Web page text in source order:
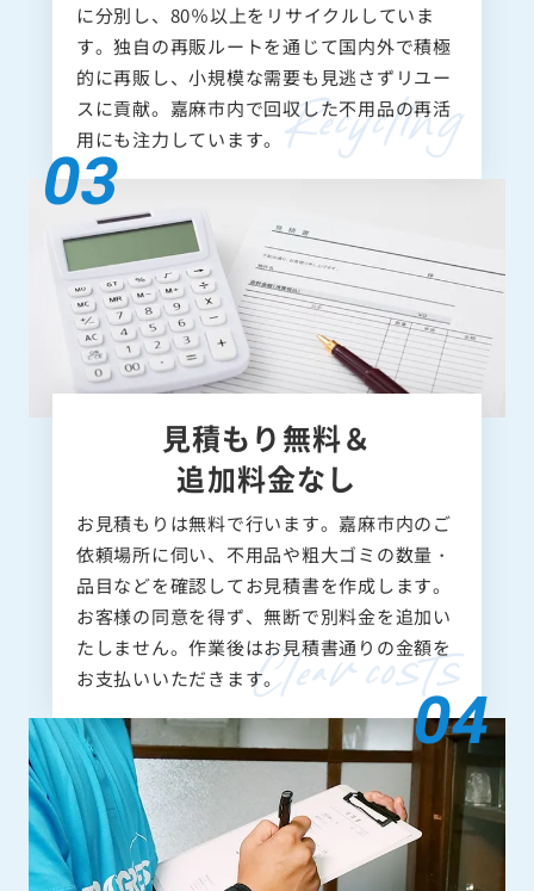
に分別し、80％以上をリサイクルしていま
す。独自の再販ルートを通じて国内外で積極
的に再販し、小規模な需要も見逃さずリユー
スに貢献。嘉麻市内で回収した不用品の再活
用にも注力しています。
見積もり無料＆
追加料金なし
お見積もりは無料で行います。嘉麻市内のご
依頼場所に伺い、不用品や粗大ゴミの数量・
品目などを確認してお見積書を作成します。
お客様の同意を得ず、無断で別料金を追加い
たしません。作業後はお見積書通りの金額を
お支払いいただきます。